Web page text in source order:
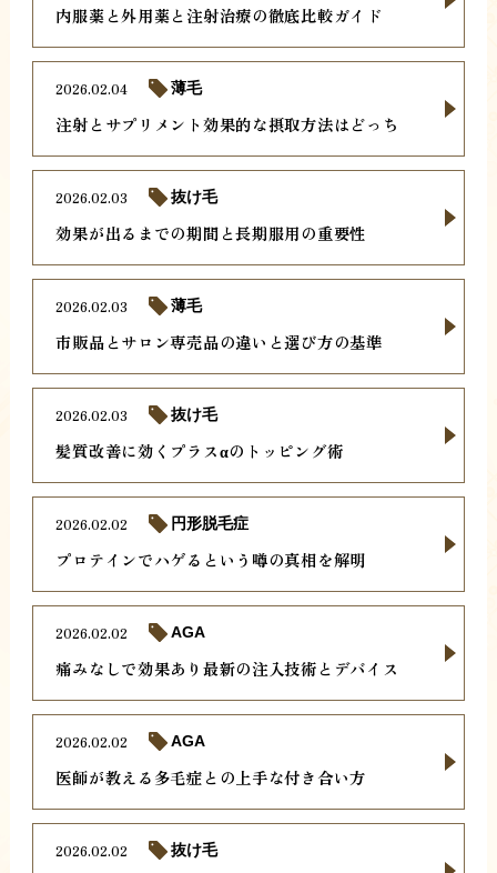
内服薬と外用薬と注射治療の徹底比較ガイド
注射とサプリメント効果的な摂取方法はどっち
2026.02.04 薄毛
効果が出るまでの期間と長期服用の重要性
2026.02.03 抜け毛
市販品とサロン専売品の違いと選び方の基準
2026.02.03 薄毛
髪質改善に効くプラスαのトッピング術
2026.02.03 抜け毛
プロテインでハゲるという噂の真相を解明
2026.02.02 円形脱毛症
痛みなしで効果あり最新の注入技術とデバイス
2026.02.02 AGA
医師が教える多毛症との上手な付き合い方
2026.02.02 AGA
2026.02.02 抜け毛